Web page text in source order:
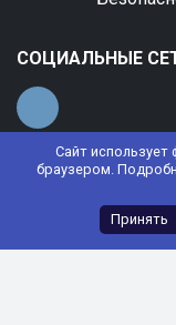
Сайт
браузером.
Принять
СОЦИАЛЬНЫЕ
© 2022 АНО ДО